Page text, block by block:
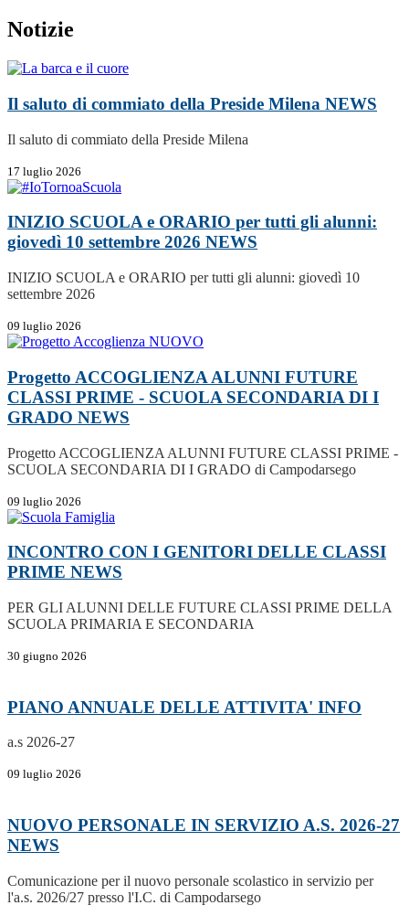
Notizie
Il saluto di commiato della Preside Milena NEWS
Il saluto di commiato della Preside Milena
17 luglio 2026
INIZIO SCUOLA e ORARIO per tutti gli alunni:
giovedì 10 settembre 2026 NEWS
INIZIO SCUOLA e ORARIO per tutti gli alunni: giovedì 10
settembre 2026
09 luglio 2026
Progetto ACCOGLIENZA ALUNNI FUTURE
CLASSI PRIME - SCUOLA SECONDARIA DI I
GRADO NEWS
Progetto ACCOGLIENZA ALUNNI FUTURE CLASSI PRIME -
SCUOLA SECONDARIA DI I GRADO di Campodarsego
09 luglio 2026
INCONTRO CON I GENITORI DELLE CLASSI
PRIME NEWS
PER GLI ALUNNI DELLE FUTURE CLASSI PRIME DELLA
SCUOLA PRIMARIA E SECONDARIA
30 giugno 2026
PIANO ANNUALE DELLE ATTIVITA' INFO
a.s 2026-27
09 luglio 2026
NUOVO PERSONALE IN SERVIZIO A.S. 2026-27
NEWS
Comunicazione per il nuovo personale scolastico in servizio per
l'a.s. 2026/27 presso l'I.C. di Campodarsego